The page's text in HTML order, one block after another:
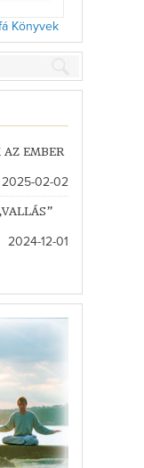
Könyvek
EMBER
2025-02-02
2024-12-01